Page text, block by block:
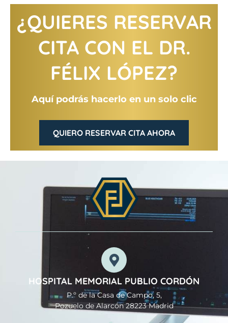
¿QUIERES RESERVAR
CITA CON EL DR.
FÉLIX LÓPEZ?
Aquí podrás hacerlo en un solo clic
QUIERO RESERVAR CITA AHORA
HOSPITAL MEMORIAL PUBLIO CORDÓN
P.º de la Casa de Campo, 5,
Pozuelo de Alarcón 28223 Madrid